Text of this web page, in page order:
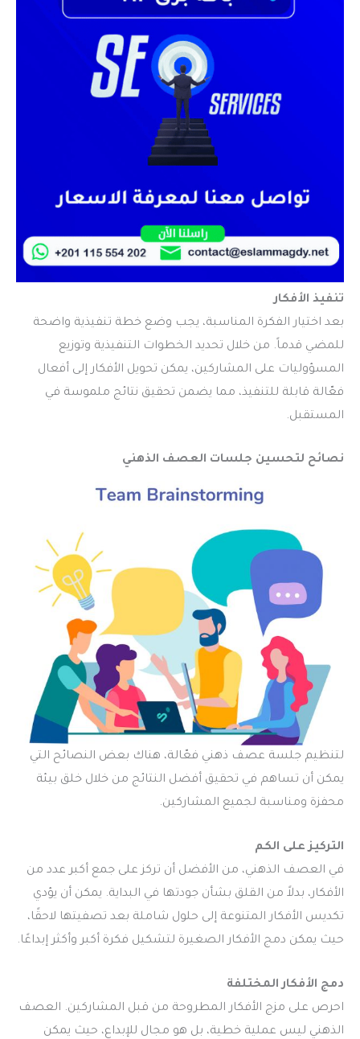
تنفيذ الأفكار
بعد اختيار الفكرة المناسبة، يجب وضع خطة تنفيذية واضحة
للمضي قدماً. من خلال تحديد الخطوات التنفيذية وتوزيع
المسؤوليات على المشاركين، يمكن تحويل الأفكار إلى أفعال
فعّالة قابلة للتنفيذ، مما يضمن تحقيق نتائج ملموسة في
المستقبل.
نصائح لتحسين جلسات العصف الذهني
لتنظيم جلسة عصف ذهني فعّالة، هناك بعض النصائح التي
يمكن أن تساهم في تحقيق أفضل النتائج من خلال خلق بيئة
محفزة ومناسبة لجميع المشاركين.
التركيز على الكم
في العصف الذهني، من الأفضل أن تركز على جمع أكبر عدد من
الأفكار، بدلاً من القلق بشأن جودتها في البداية. يمكن أن يؤدي
تكديس الأفكار المتنوعة إلى حلول شاملة بعد تصفيتها لاحقًا،
حيث يمكن دمج الأفكار الصغيرة لتشكيل فكرة أكبر وأكثر إبداعًا.
دمج الأفكار المختلفة
احرص على مزج الأفكار المطروحة من قبل المشاركين. العصف
الذهني ليس عملية خطية، بل هو مجال للإبداع، حيث يمكن